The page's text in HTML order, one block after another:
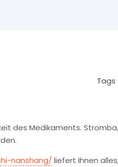
Tags
des Medikaments.
nanshang/ liefert Ihnen